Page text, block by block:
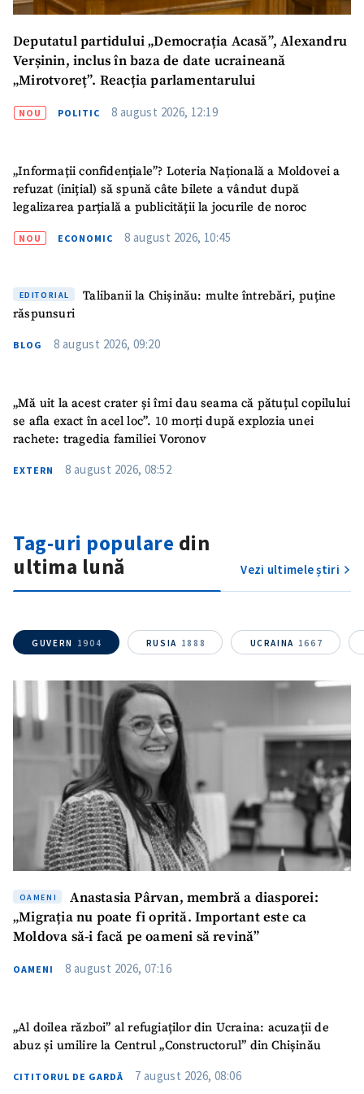
Deputatul partidului „Democrația Acasă”, Alexandru
Verșinin, inclus în baza de date ucraineană
„Mirotvoreț”. Reacția parlamentarului
NOU POLITIC 8 august 2026, 12:19
„Informații confidențiale”? Loteria Națională a Moldovei a
refuzat (inițial) să spună câte bilete a vândut după
legalizarea parțială a publicității la jocurile de noroc
NOU ECONOMIC 8 august 2026, 10:45
EDITORIAL
Talibanii la Chișinău: multe întrebări, puține
răspunsuri
BLOG 8 august 2026, 09:20
„Mă uit la acest crater și îmi dau seama că pătuțul copilului
se afla exact în acel loc”. 10 morți după explozia unei
rachete: tragedia familiei Voronov
EXTERN 8 august 2026, 08:52
Tag-uri populare din
ultima lună
Vezi ultimele știri
GUVERN 1904 RUSIA 1888 UCRAINA 1667
OAMENI
Anastasia Pârvan, membră a diasporei:
„Migrația nu poate fi oprită. Important este ca
Moldova să-i facă pe oameni să revină”
OAMENI 8 august 2026, 07:16
„Al doilea război” al refugiaților din Ucraina: acuzații de
abuz și umilire la Centrul „Constructorul” din Chișinău
CITITORUL DE GARDĂ 7 august 2026, 08:06